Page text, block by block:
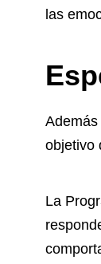
las
objetivo
La